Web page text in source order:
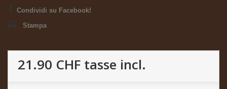
Condividi su Facebook!
Stampa
21.90 CHF tasse incl.